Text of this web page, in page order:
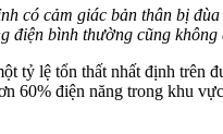
có cảm giác bản thân bị đùa
điện bình thường cũng
tỷ lệ tổn thất nhất định
60% điện năng trong khu